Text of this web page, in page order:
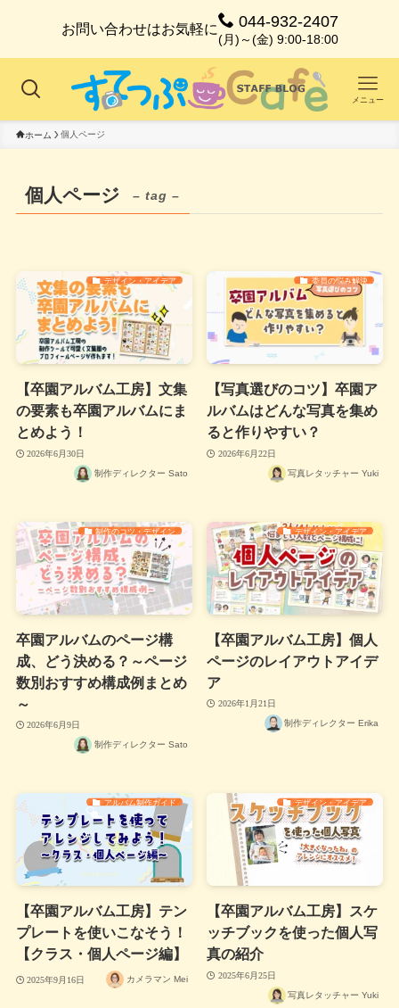
お問い合わせはお気軽に 044-932-2407
(月)～(金) 9:00-18:00
メニュー
ホーム 個人ページ
個人ページ – tag –
デザイン・アイデア
【卒園アルバム工房】文集
の要素も卒園アルバムにま
とめよう！
2026年6月30日
制作ディレクター Sato
委員の悩み解決
【写真選びのコツ】卒園ア
ルバムはどんな写真を集め
ると作りやすい？
2026年6月22日
写真レタッチャー Yuki
制作のコツ・デザイン
卒園アルバムのページ構
成、どう決める？～ページ
数別おすすめ構成例まとめ
～
2026年6月9日
制作ディレクター Sato
デザイン・アイデア
【卒園アルバム工房】個人
ページのレイアウトアイデ
ア
2026年1月21日
制作ディレクター Erika
アルバム制作ガイド
【卒園アルバム工房】テン
プレートを使いこなそう！
【クラス・個人ページ編】
2025年9月16日 カメラマン Mei
デザイン・アイデア
【卒園アルバム工房】スケ
ッチブックを使った個人写
真の紹介
2025年6月25日
写真レタッチャー Yuki